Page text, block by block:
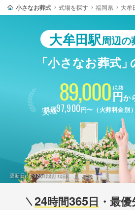
小さなお葬式 式場を探す 福岡県 大牟
大牟田駅周辺の
「小さなお葬式」
更新日：2026年2月13日
89,000 税抜
円か
税込97,900円〜（火葬料金別）
24時間365日 ・最